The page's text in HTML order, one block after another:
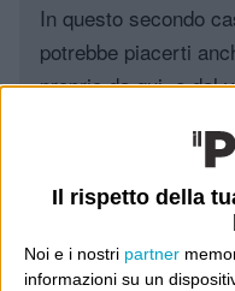
Il rispetto della
Noi e i nostri partner
informazioni su un
In questo secondo
potrebbe piacerti
proprio da qui, e dal
questo blog dentro a
Poi il Post è
un progetto
anni, grazie a chi lo
consiglia in giro.